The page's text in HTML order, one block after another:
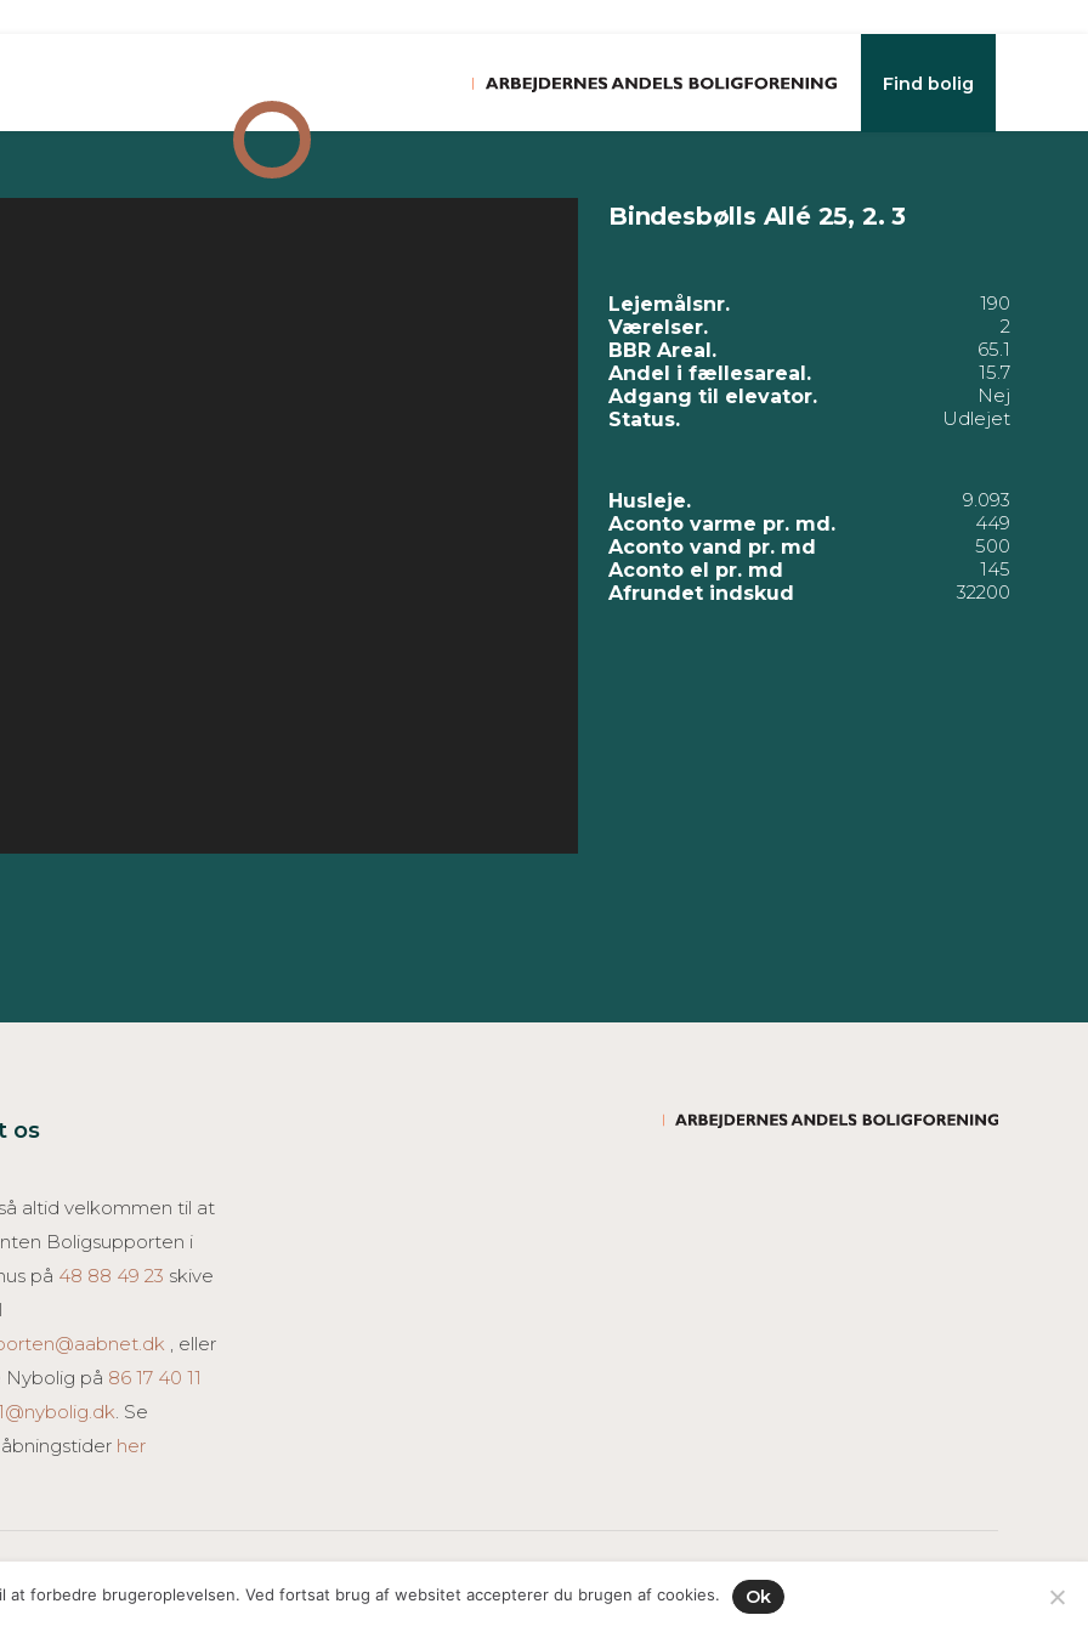
Find bolig
Bindesbølls Allé 25, 2. 3
Lejemålsnr.
190
Værelser.
2
BBR Areal.
65.1
Andel i fællesareal.
15.7
Adgang til elevator.
Nej
Status.
Udlejet
Husleje.
9.093
Aconto varme pr. md.
449
Aconto vand pr. md
500
Aconto el pr. md
145
Afrundet indskud
32200
os
altid velkommen til at
Boligsupporten i
på 48 88 49 23 skive
, eller
på 86 17 40 11
. Se
her
at forbedre brugeroplevelsen. Ved fortsat brug af websitet accepterer du brugen af cookies. Ok